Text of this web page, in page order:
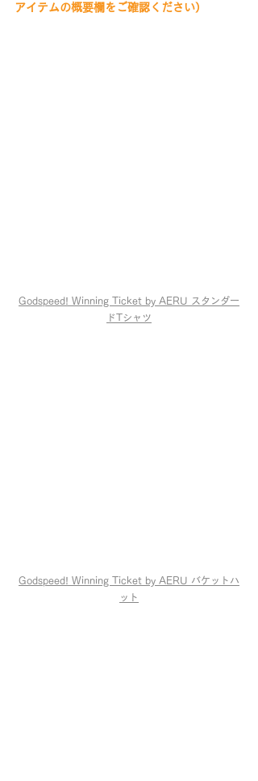
アイテムの概要欄をご確認ください）
Godspeed! Winning Ticket by AERU スタンダー
ドTシャツ
Godspeed! Winning Ticket by AERU バケットハ
ット